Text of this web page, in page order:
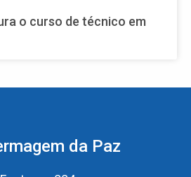
o curso de técnico em
da Paz